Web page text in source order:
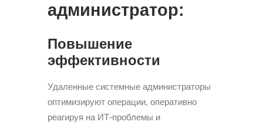
администратор:
Повышение
эффективности
Удаленные системные администраторы
оптимизируют операции, оперативно
реагируя на ИТ-проблемы и